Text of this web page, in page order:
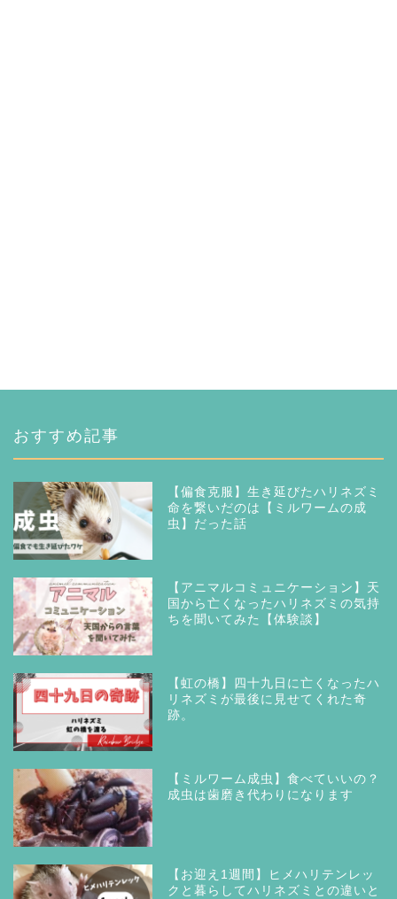
おすすめ記事
【偏食克服】生き延びたハリネズミ
命を繋いだのは【ミルワームの成
虫】だった話
【アニマルコミュニケーション】天
国から亡くなったハリネズミの気持
ちを聞いてみた【体験談】
【虹の橋】四十九日に亡くなったハ
リネズミが最後に見せてくれた奇
跡。
【ミルワーム成虫】食べていいの？
成虫は歯磨き代わりになります
【お迎え1週間】ヒメハリテンレッ
クと暮らしてハリネズミとの違いと